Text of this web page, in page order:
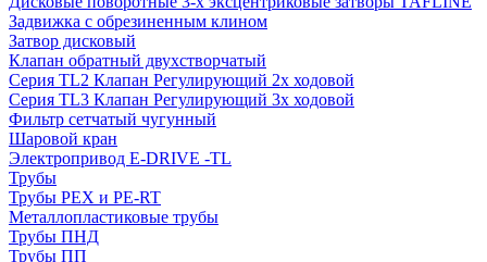
Задвижка с обрезиненным клином
Затвор дисковый
Клапан обратный двухстворчатый
Серия TL2 Клапан Регулирующий 2х ходовой
Серия TL3 Клапан Регулирующий 3х ходовой
Фильтр сетчатый чугунный
Шаровой кран
Электропривод E-DRIVE -TL
Трубы
Трубы PEX и PE-RT
Металлопластиковые трубы
Трубы ПНД
Трубы ПП